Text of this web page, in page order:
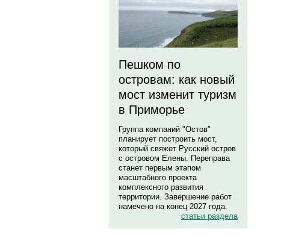
Пешком по
островам: как новый
мост изменит туризм
в Приморье
Группа компаний "Остов"
планирует построить мост,
который свяжет Русский остров
с островом Елены. Переправа
станет первым этапом
масштабного проекта
комплексного развития
территории. Завершение работ
намечено на конец 2027 года.
статьи раздела